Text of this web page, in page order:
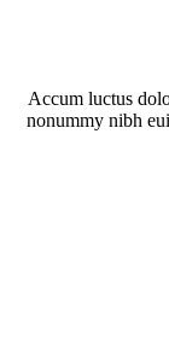
Accum luctus
nonummy nibh